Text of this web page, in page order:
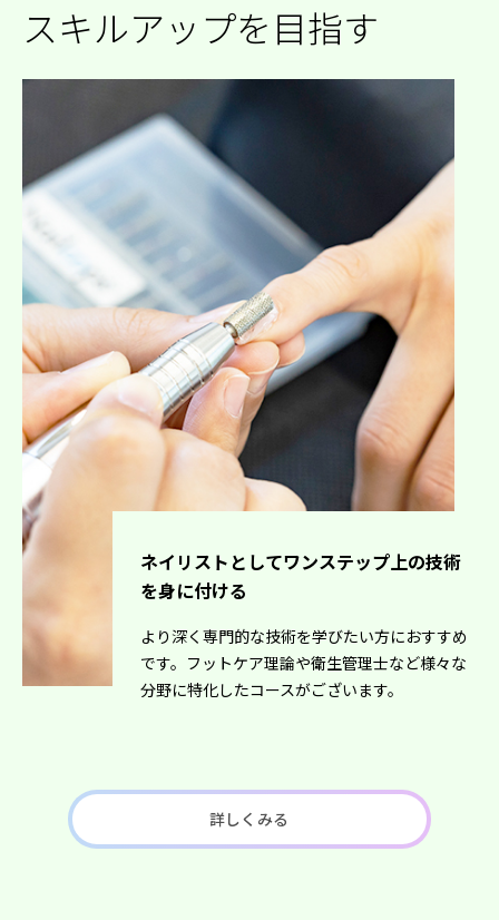
スキルアップを目指す
ネイリストとしてワンステップ上の技術
を身に付ける
より深く専門的な技術を学びたい方におすすめ
です。フットケア理論や衛生管理士など様々な
分野に特化したコースがございます。
詳しくみる